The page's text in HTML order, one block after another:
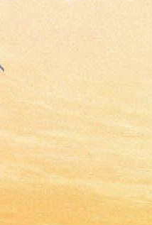
В
Михаилом